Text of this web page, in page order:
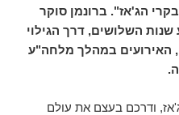
הג'אז". ברונמן סוקר
השלושים, דרך הגילוי
האירועים במהלך מלחה"ע
ודרכם בעצם את עולם